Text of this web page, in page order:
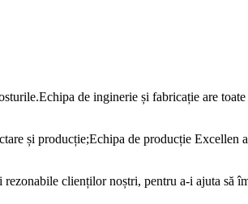
de inginerie și fabricație are
și producție;Echipa de producție Excellen
clienților noștri, pentru a-i ajuta să